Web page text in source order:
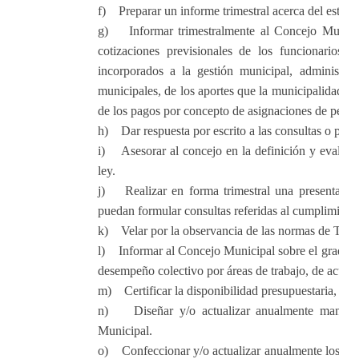
f) Preparar un informe trimestral acerca del
g) Informar trimestralmente al Concejo
cotizaciones previsionales de los
incorporados a la gestión municipal,
municipales, de los aportes que la
de los pagos por concepto de asignaciones de
h) Dar respuesta por escrito a las consultas o
i) Asesorar al concejo en la definición y
ley.
j) Realizar en forma trimestral una
puedan formular consultas referidas al
k) Velar por la observancia de las normas de
l) Informar al Concejo Municipal sobre el
desempeño colectivo por áreas de trabajo, de
m) Certificar la disponibilidad presupuestaria,
n) Diseñar y/o actualizar anualmente
Municipal.
o) Confeccionar y/o actualizar anualmente